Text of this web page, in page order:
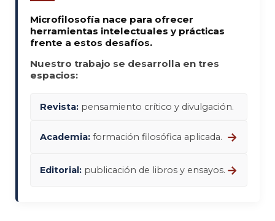
Microfilosofía nace para ofrecer
herramientas intelectuales y prácticas
frente a estos desafíos.
Nuestro trabajo se desarrolla en tres
espacios:
Revista: pensamiento crítico y divulgación.
Academia: formación filosófica aplicada. →
Editorial: publicación de libros y ensayos. →